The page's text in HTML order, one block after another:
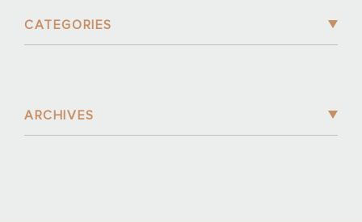
CATEGORIES
ARCHIVES